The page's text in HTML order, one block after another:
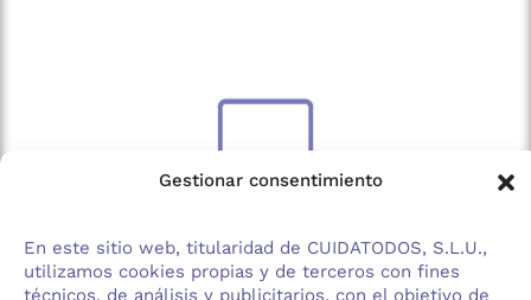
Gestionar consentimiento
En este sitio web, titularidad de CUIDATODOS, S.L.U.,
utilizamos cookies propias y de terceros con fines
técnicos, de análisis y publicitarios, con el objetivo de
Integración de soluciones tecnológicas de